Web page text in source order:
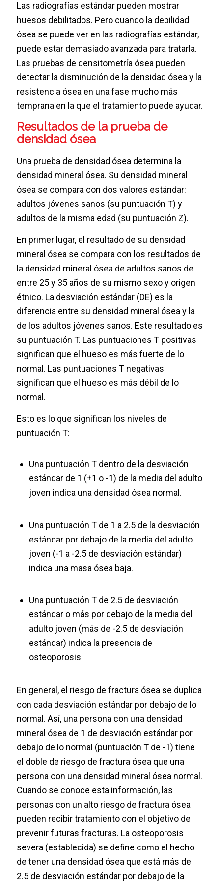
Las radiografías estándar pueden mostrar
huesos debilitados. Pero cuando la debilidad
ósea se puede ver en las radiografías estándar,
puede estar demasiado avanzada para tratarla.
Las pruebas de densitometría ósea pueden
detectar la disminución de la densidad ósea y la
resistencia ósea en una fase mucho más
temprana en la que el tratamiento puede ayudar.
Resultados de la prueba de
densidad ósea
Una prueba de densidad ósea determina la
densidad mineral ósea. Su densidad mineral
ósea se compara con dos valores estándar:
adultos jóvenes sanos (su puntuación T) y
adultos de la misma edad (su puntuación Z).
En primer lugar, el resultado de su densidad
mineral ósea se compara con los resultados de
la densidad mineral ósea de adultos sanos de
entre 25 y 35 años de su mismo sexo y origen
étnico. La desviación estándar (DE) es la
diferencia entre su densidad mineral ósea y la
de los adultos jóvenes sanos. Este resultado es
su puntuación T. Las puntuaciones T positivas
significan que el hueso es más fuerte de lo
normal. Las puntuaciones T negativas
significan que el hueso es más débil de lo
normal.
Esto es lo que significan los niveles de
puntuación T:
Una puntuación T dentro de la desviación
estándar de 1 (+1 o -1) de la media del adulto
joven indica una densidad ósea normal.
Una puntuación T de 1 a 2.5 de la desviación
estándar por debajo de la media del adulto
joven (-1 a -2.5 de desviación estándar)
indica una masa ósea baja.
Una puntuación T de 2.5 de desviación
estándar o más por debajo de la media del
adulto joven (más de -2.5 de desviación
estándar) indica la presencia de
osteoporosis.
En general, el riesgo de fractura ósea se duplica
con cada desviación estándar por debajo de lo
normal. Así, una persona con una densidad
mineral ósea de 1 de desviación estándar por
debajo de lo normal (puntuación T de -1) tiene
el doble de riesgo de fractura ósea que una
persona con una densidad mineral ósea normal.
Cuando se conoce esta información, las
personas con un alto riesgo de fractura ósea
pueden recibir tratamiento con el objetivo de
prevenir futuras fracturas. La osteoporosis
severa (establecida) se define como el hecho
de tener una densidad ósea que está más de
2.5 de desviación estándar por debajo de la